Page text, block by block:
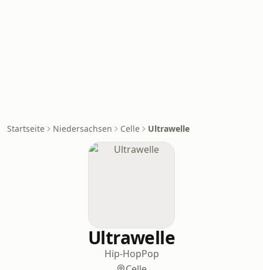
Startseite Niedersachsen Celle Ultrawelle
Ultrawelle
Hip-HopPop